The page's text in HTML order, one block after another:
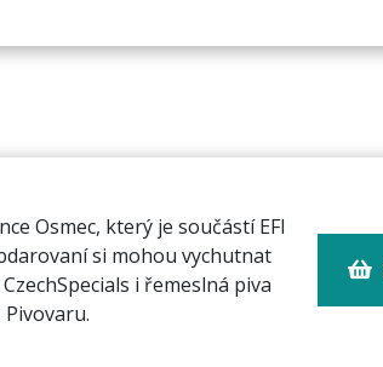
Osmec, který je součástí EFI
si mohou vychutnat
i řemeslná piva